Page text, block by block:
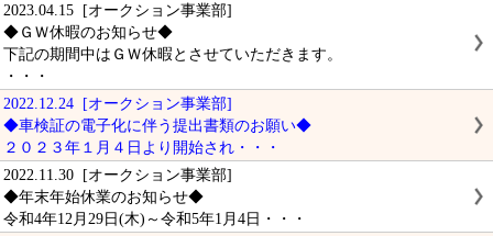
2023.04.15 [オークション事業部]
◆ＧＷ休暇のお知らせ◆
下記の期間中はＧＷ休暇とさせていただきます。
・・・
2022.12.24 [オークション事業部]
◆車検証の電子化に伴う提出書類のお願い◆
２０２３年１月４日より開始され・・・
2022.11.30 [オークション事業部]
◆年末年始休業のお知らせ◆
令和4年12月29日(木)～令和5年1月4日・・・